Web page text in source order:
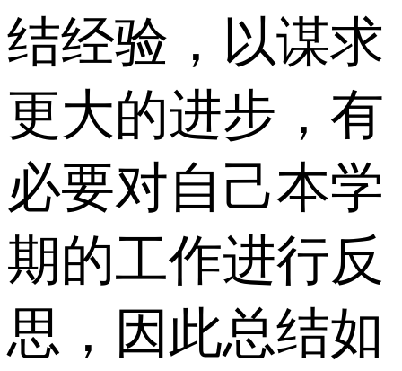
结经验，以谋求
更大的进步，有
必要对自己本学
期的工作进行反
思，因此总结如